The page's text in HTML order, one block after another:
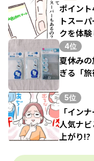
ポイン
トスー
クを体験
4位
夏休み
ぎる「
5位
「イン
人気ナ
上がり!?